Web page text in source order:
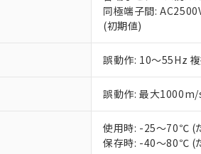
同極端子間:
(初期値)
誤動作: 10～55Hz
誤動作: 最大
使用時: -25～70℃ (
保存時: -40～80℃ (
いる法人を
EU RoHS指令（
51物質の非含有
※本証明書は発行
また、RoHS指
既に当社にて対
り割愛しており